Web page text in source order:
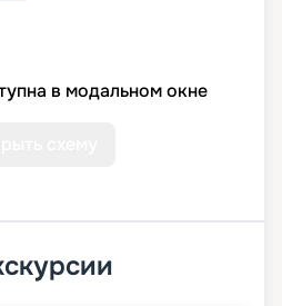
в модальном окне